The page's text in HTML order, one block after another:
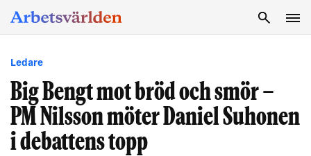
Ledare
Big Bengt mot bröd och smör –
PM Nilsson möter Daniel Suhonen
i debattens topp